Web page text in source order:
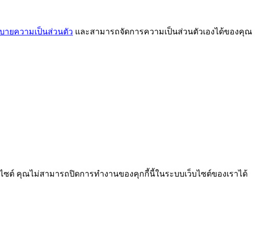
ายความเป็นส่วนตัว และสามารถจัดการความเป็นส่วนตัวเองได้ของคุณ
ต์ คุณไม่สามารถปิดการทำงานของคุกกี้นี้ในระบบเว็บไซต์ของเราได้